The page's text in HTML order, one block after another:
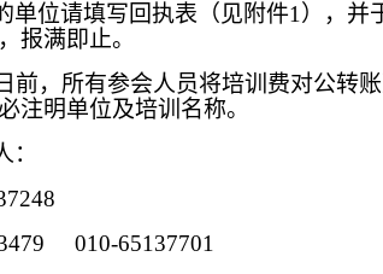
单位请填写回执表（见附件1），并
报满即止。
前，所有参会人员将培训费对公转账
注明单位及培训名称。
：
010-65137701